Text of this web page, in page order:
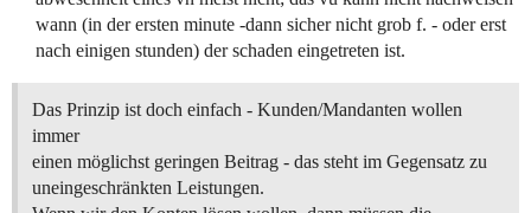
wann (in der ersten minute -dann sicher nicht grob f. - oder erst
nach einigen stunden) der schaden eingetreten ist.
Das Prinzip ist doch einfach - Kunden/Mandanten wollen
immer
einen möglichst geringen Beitrag - das steht im Gegensatz zu
uneingeschränkten Leistungen.